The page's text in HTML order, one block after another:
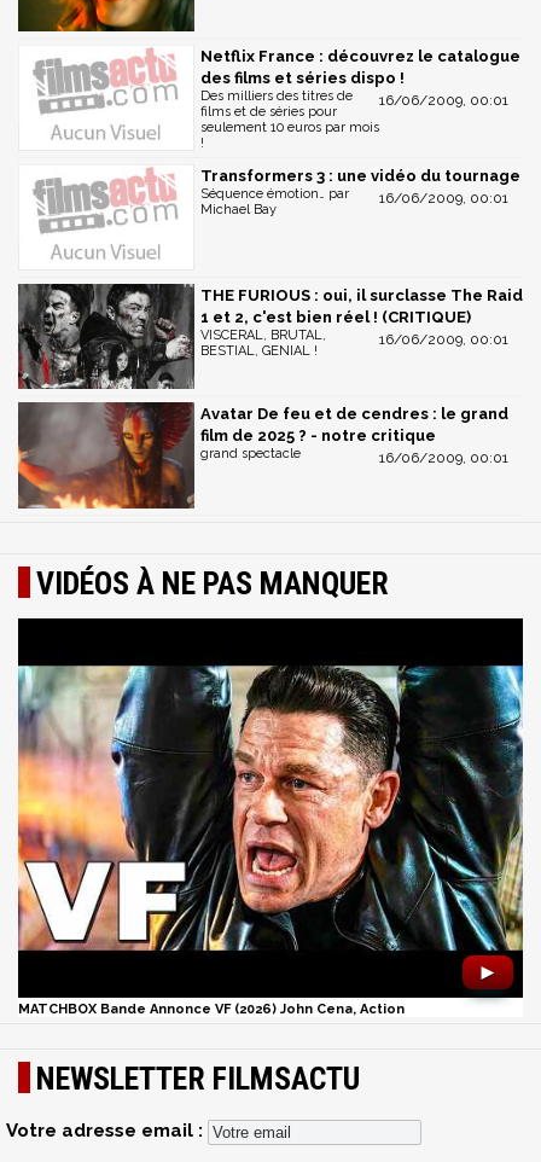
Netflix France : découvrez le catalogue
des films et séries dispo !
16/06/2009, 00:01
Des milliers des titres de
films et de séries pour
seulement 10 euros par mois
!
Transformers 3 : une vidéo du tournage
16/06/2009, 00:01
Séquence émotion… par
Michael Bay
THE FURIOUS : oui, il surclasse The Raid
1 et 2, c'est bien réel ! (CRITIQUE)
16/06/2009, 00:01
VISCERAL, BRUTAL,
BESTIAL, GENIAL !
Avatar De feu et de cendres : le grand
film de 2025 ? - notre critique
16/06/2009, 00:01
grand spectacle
VIDÉOS À NE PAS MANQUER
►
MATCHBOX Bande Annonce VF (2026) John Cena, Action
NEWSLETTER FILMSACTU
Votre adresse email :